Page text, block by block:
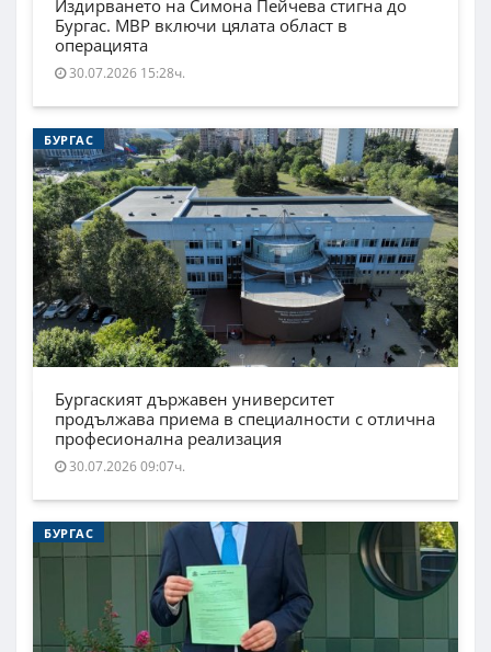
Издирването на Симона Пейчева стигна до
Бургас. МВР включи цялата област в
операцията
30.07.2026 15:28ч.
БУРГАС
Бургаският държавен университет
продължава приема в специалности с отлична
професионална реализация
30.07.2026 09:07ч.
БУРГАС